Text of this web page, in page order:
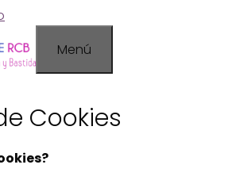
Menú
Cookies